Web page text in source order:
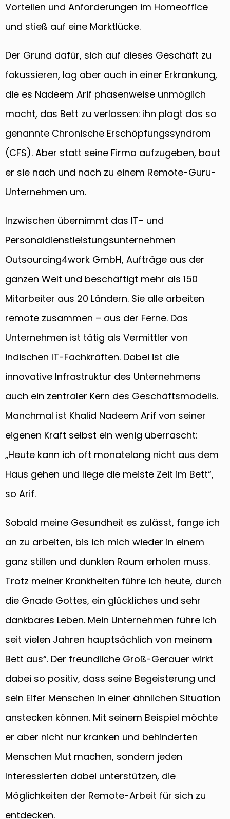
Vorteilen und Anforderungen im Homeoffice
und stieß auf eine Marktlücke.
Der Grund dafür, sich auf dieses Geschäft zu
fokussieren, lag aber auch in einer Erkrankung,
die es Nadeem Arif phasenweise unmöglich
macht, das Bett zu verlassen: ihn plagt das so
genannte Chronische Erschöpfungssyndrom
(CFS). Aber statt seine Firma aufzugeben, baut
er sie nach und nach zu einem Remote-Guru-
Unternehmen um.
Inzwischen übernimmt das IT- und
Personaldienstleistungsunternehmen
Outsourcing4work GmbH, Aufträge aus der
ganzen Welt und beschäftigt mehr als 150
Mitarbeiter aus 20 Ländern. Sie alle arbeiten
remote zusammen – aus der Ferne. Das
Unternehmen ist tätig als Vermittler von
indischen IT-Fachkräften. Dabei ist die
innovative Infrastruktur des Unternehmens
auch ein zentraler Kern des Geschäftsmodells.
Manchmal ist Khalid Nadeem Arif von seiner
eigenen Kraft selbst ein wenig überrascht:
„Heute kann ich oft monatelang nicht aus dem
Haus gehen und liege die meiste Zeit im Bett“,
so Arif.
Sobald meine Gesundheit es zulässt, fange ich
an zu arbeiten, bis ich mich wieder in einem
ganz stillen und dunklen Raum erholen muss.
Trotz meiner Krankheiten führe ich heute, durch
die Gnade Gottes, ein glückliches und sehr
dankbares Leben. Mein Unternehmen führe ich
seit vielen Jahren hauptsächlich von meinem
Bett aus“. Der freundliche Groß-Gerauer wirkt
dabei so positiv, dass seine Begeisterung und
sein Eifer Menschen in einer ähnlichen Situation
anstecken können. Mit seinem Beispiel möchte
er aber nicht nur kranken und behinderten
Menschen Mut machen, sondern jeden
Interessierten dabei unterstützen, die
Möglichkeiten der Remote-Arbeit für sich zu
entdecken.